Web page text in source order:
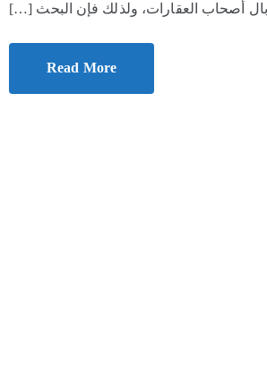
أصحاب العقارات، ولذلك فإن البحث […]
Read More